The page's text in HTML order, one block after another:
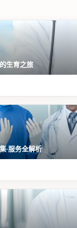
生育之旅
·服务全解析